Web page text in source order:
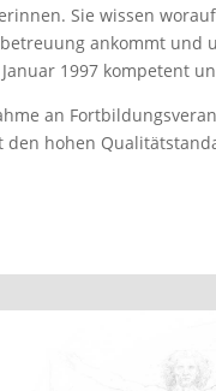
Sie wissen
ankommt und
1997 kompetent
an
den hohen